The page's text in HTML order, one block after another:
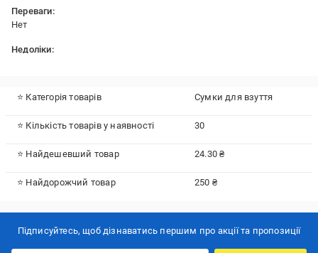
Переваги:
Нет
Недоліки:
⭐ Категорія товарів Сумки для взуття
⭐ Кількість товарів у наявності 30
⭐ Найдешевший товар 24.30 ₴
⭐ Найдорожчий товар 250 ₴
Підписуйтесь, щоб дізнаватись першим про акції та пропозиції